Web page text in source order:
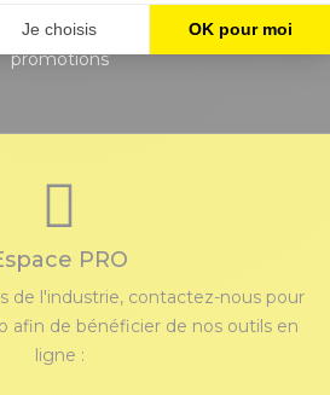
de l’entreprise, nouveautés et
promotions
PRO
de l'industrie, contactez-nous pour
afin de bénéficier de nos outils en
ligne :